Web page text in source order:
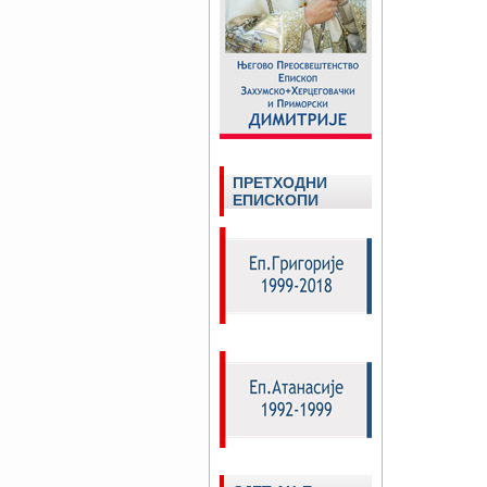
ПРЕТХОДНИ
ЕПИСКОПИ